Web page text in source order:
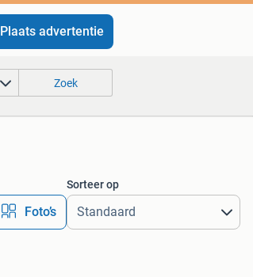
Plaats advertentie
Zoek
Foto’s
Sorteer op